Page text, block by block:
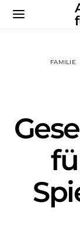
FAMILIE